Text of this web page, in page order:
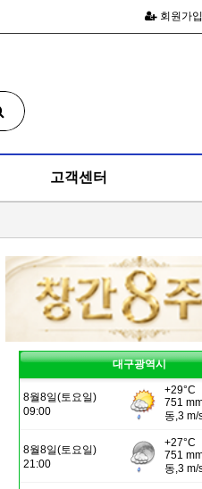
회원가입
고객센터
대구광역시